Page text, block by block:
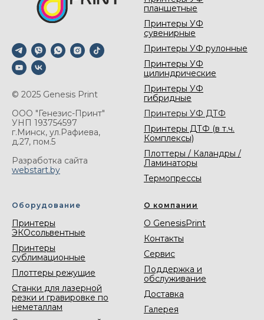
© 2025 Genesis Print
ООО "Генезис-Принт"
УНП 193754597
г.Минск, ул.Рафиева,
д.27, пом.5
Разработка сайта
webstart.by
планшетные
Принтеры УФ
сувенирные
Принтеры УФ рулонные
Принтеры УФ
цилиндрические
Принтеры УФ
гибридные
Принтеры УФ ДТФ
Принтеры ДТФ (в т.ч.
Комплексы)
Плоттеры / Каландры /
Ламинаторы
Термопрессы
Оборудование
Принтеры
ЭКОсольвентные
Принтеры
сублимационные
Плоттеры режущие
Станки для лазерной
резки и гравировке по
неметаллам
О компании
О GenesisPrint
Контакты
Сервис
Поддержка и
обслуживание
Доставка
Галерея